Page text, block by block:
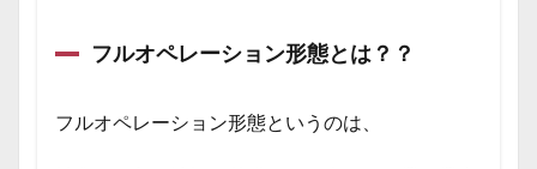
フルオペレーション形態とは？？
フルオペレーション形態というのは、